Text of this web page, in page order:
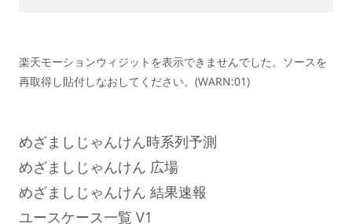
楽天モーションウィジットを表示できませんでした。ソースを
再取得し貼付しなおしてください。(WARN:01)
めざましじゃんけん時系列予測
めざましじゃんけん 広場
めざましじゃんけん 結果速報
ユースケース一覧 V1